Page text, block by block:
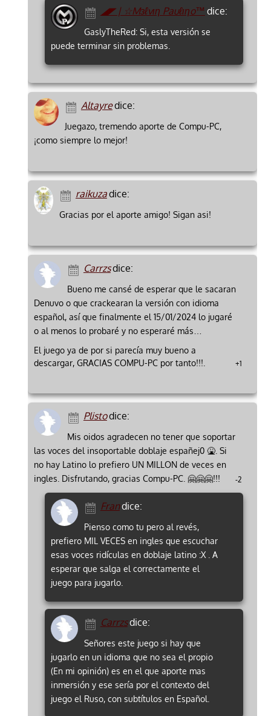
◢◤ | ☆Mзℓvιη Pauℓιηo™ dice:
GaslyTheRed: Si, esta versión se
puede terminar sin problemas.
Altayredice:
Juegazo, tremendo aporte de Compu-PC,
¡como siempre lo mejor!
raikuzadice:
Gracias por el aporte amigo! Sigan asi!
Carrzsdice:
Bueno me cansé de esperar que le sacaran
Denuvo o que crackearan la versión con idioma
español, así que finalmente el 15/01/2024 lo jugaré
o al menos lo probaré y no esperaré más…
El juego ya de por si parecía muy bueno a
descargar, GRACIAS COMPU-PC por tanto!!!.
+1
Plistodice:
Mis oidos agradecen no tener que soportar
las voces del insoportable doblaje españej0 🤮. Si
no hay Latino lo prefiero UN MILLON de veces en
ingles. Disfrutando, gracias Compu-PC. 🤗🤗🤗!!!
-2
Frandice:
Pienso como tu pero al revés,
prefiero MIL VECES en ingles que escuchar
esas voces ridículas en doblaje latino :X . A
esperar que salga el correctamente el
juego para jugarlo.
Carrzsdice:
Señores este juego si hay que
jugarlo en un idioma que no sea el propio
(En mi opinión) es en el que aporte mas
inmersión y ese sería por el contexto del
juego el Ruso, con subtítulos en Español.